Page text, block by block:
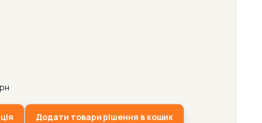
Додати товари рішення в кошик